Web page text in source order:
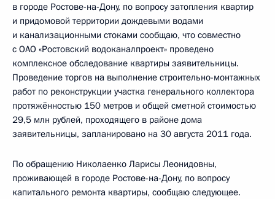
в городе Ростове-на-Дону, по вопросу затопления квартир
и придомовой территории дождевыми водами
и канализационными стоками сообщаю, что совместно
с ОАО «Ростовский водоканалпроект» проведено
комплексное обследование квартиры заявительницы.
Проведение торгов на выполнение строительно-монтажных
работ по реконструкции участка генерального коллектора
протяжённостью 150 метров и общей сметной стоимостью
29,5 млн рублей, проходящего в районе дома
заявительницы, запланировано на 30 августа 2011 года.
По обращению Николаенко Ларисы Леонидовны,
проживающей в городе Ростове-на-Дону, по вопросу
капитального ремонта квартиры, сообщаю следующее.